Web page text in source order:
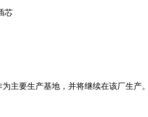
芯
主要生产基地，并将继续在该厂生